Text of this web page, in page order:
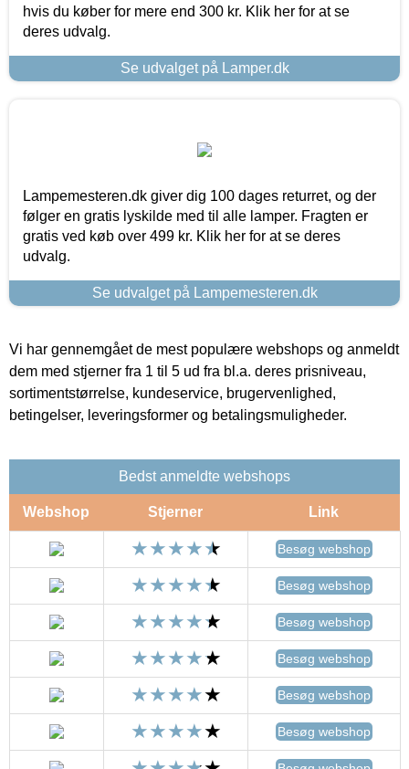
hvis du køber for mere end 300 kr. Klik her for at se
deres udvalg.
Se udvalget på Lamper.dk
Lampemesteren.dk giver dig 100 dages returret, og der
følger en gratis lyskilde med til alle lamper. Fragten er
gratis ved køb over 499 kr. Klik her for at se deres
udvalg.
Se udvalget på Lampemesteren.dk
Vi har gennemgået de mest populære webshops og anmeldt
dem med stjerner fra 1 til 5 ud fra bl.a. deres prisniveau,
sortimentstørrelse, kundeservice, brugervenlighed,
betingelser, leveringsformer og betalingsmuligheder.
Bedst anmeldte webshops
Webshop Stjerner Link
Besøg webshop
Besøg webshop
Besøg webshop
Besøg webshop
Besøg webshop
Besøg webshop